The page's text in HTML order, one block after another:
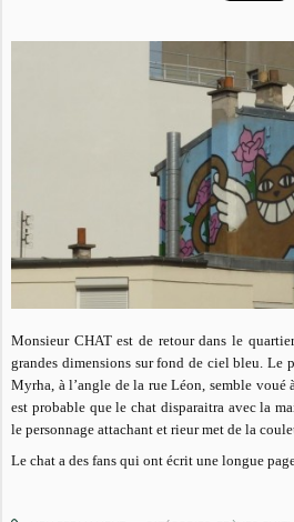
Monsieur CHAT est de retour dans le
grandes dimensions sur fond de ciel bleu. Le
Myrha, à l’angle de la rue Léon, semble
est probable que le chat disparaitra avec la
le personnage attachant et rieur met de la
Le chat a des fans qui ont écrit une longue